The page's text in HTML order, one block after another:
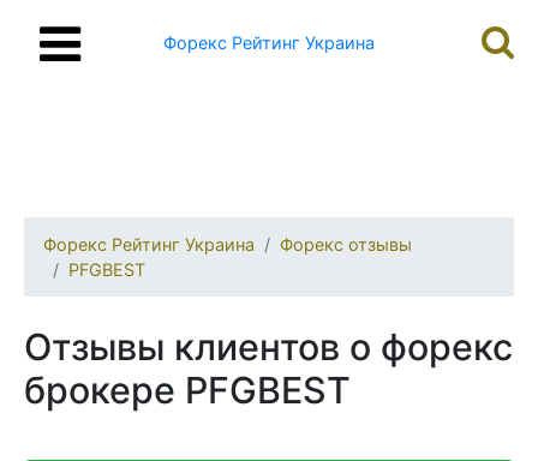
Форекс Рейтинг Украина
Форекс Рейтинг Украина
Форекс отзывы
PFGBEST
Отзывы клиентов о форекс
брокере PFGBEST